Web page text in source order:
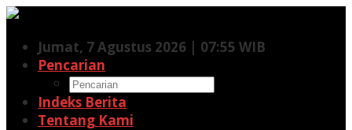
Lewati
kontenJumat, 7 Agustus 2026 | 07:55 WIB
Pencarian
Indeks Berita
Tentang Kami